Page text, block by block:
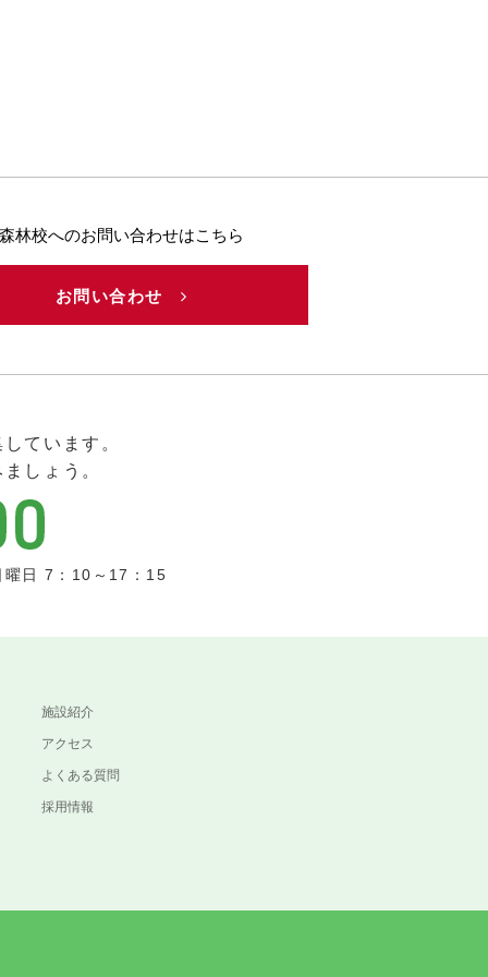
森林校へのお問い合わせはこちら
お問い合わせ
ています。
しょう。
日 7：10～17：15
施設紹介
アクセス
よくある質問
採用情報